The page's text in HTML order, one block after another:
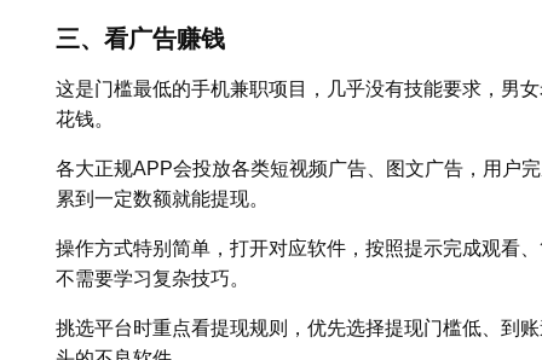
三、看广告赚钱
这是门槛最低的手机兼职项目，几乎没有技能要求，男
花钱。
各大正规APP会投放各类短视频广告、图文广告，用户
累到一定数额就能提现。
操作方式特别简单，打开对应软件，按照提示完成观看
不需要学习复杂技巧。
挑选平台时重点看提现规则，优先选择提现门槛低、到